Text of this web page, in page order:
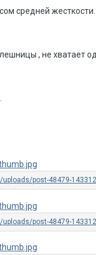
средней
, не хватает